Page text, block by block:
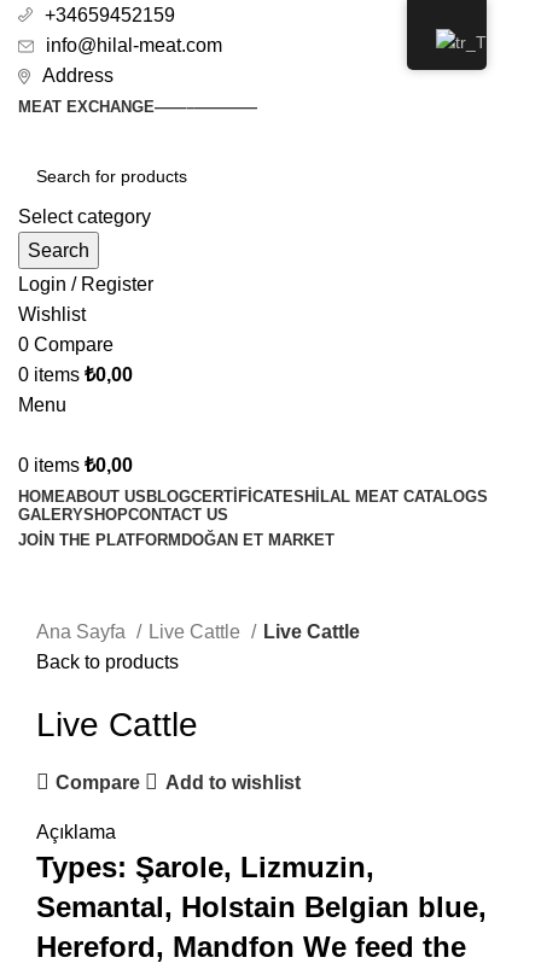
+34659452159
info@hilal-meat.com
Address
MEAT EXCHANGE——–————
Select category
Search
Login / Register
Wishlist
0 Compare
0 items ₺0,00
Menu
0 items ₺0,00
HOMEABOUT US BLOGCERTIFICATES HILAL MEAT CATALOGS
GALERYSHOPCONTACT US
JOIN THE PLATFORM DOĞAN ET MARKET
Ana Sayfa
Live Cattle
Live Cattle
Back to products
Live Cattle
Compare Add to wishlist
Açıklama
Types: Şarole, Lizmuzin,
Semantal, Holstain Belgian blue,
Hereford, Mandfon We feed the